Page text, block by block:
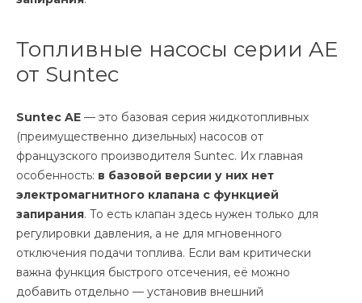
Топливные насосы серии AE
от Suntec
Suntec AE — это базовая серия жидкотопливных
(преимущественно дизельных) насосов от
французского производителя Suntec. Их главная
особенность: в базовой версии у них нет
электромагнитного клапана с функцией
запирания. То есть клапан здесь нужен только для
регулировки давления, а не для мгновенного
отключения подачи топлива. Если вам критически
важна функция быстрого отсечения, её можно
добавить отдельно — установив внешний